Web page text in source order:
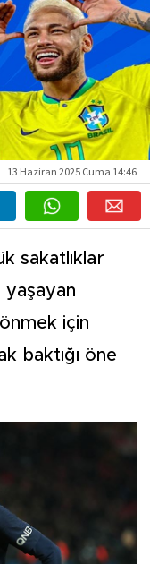
13 Haziran 2025 Cuma 14:46
sakatlıklar
için
baktığı öne